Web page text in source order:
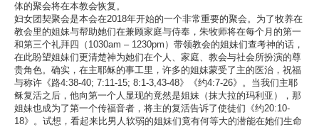
体的聚会将在本教会恢复。
妇女团契聚会是本会在2018年开始的一个非常重要的聚会。为了牧养在
教会里的姐妹与帮助她们在兼顾家庭与侍奉，朱牧师将在每个月的第一
和第三个礼拜四（1030am – 1230pm）带领教会的姐妹们查考神的话，
在此盼望姐妹们更清楚神为她们在个人、家庭、教会与社会所扮演的尊
贵角色。确实，在主耶稣的事工里，许多的姐妹蒙受了主的医治，祝福
与称许《路4:38-40; 7:11-15; 8:1-3,43-48》《约4:7-26》。当我们主耶
稣复活之后，他向第一个人显现的竟然是姐妹（抹大拉的玛利亚），那
姐妹也成为了第一个传福音者，将主的复活告诉了使徒们《约20:10-
18》。试想，看起来比男人软弱的姐妹们竟有何等大的潜能在她们生命